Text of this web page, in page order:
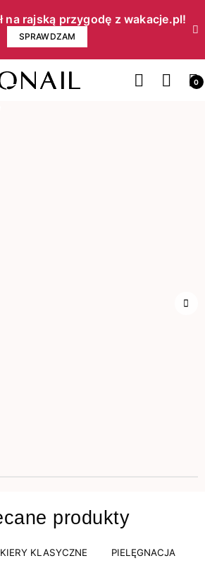
na rajską przygodę z wakacje.pl!​
SPRAWDZAM
0
produkty
KLASYCZNE PIELĘGNACJA